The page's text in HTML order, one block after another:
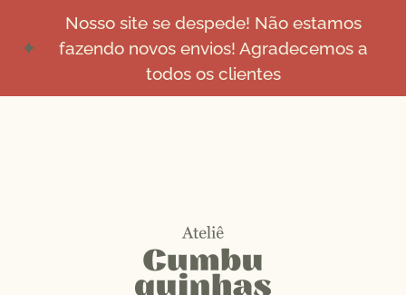
Nosso site se despede! Não estamos
fazendo novos envios! Agradecemos a
todos os clientes